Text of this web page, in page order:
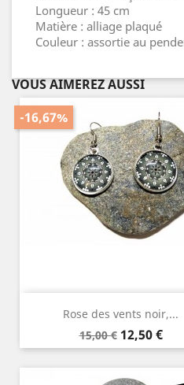
Longueur : 45 cm
Matière : alliage plaqué
Couleur : assortie au
VOUS AIMEREZ AUSSI
Rose des vents noir,...
Prix
de
base
15,00 €
-16,67%
Prix
12,50 €